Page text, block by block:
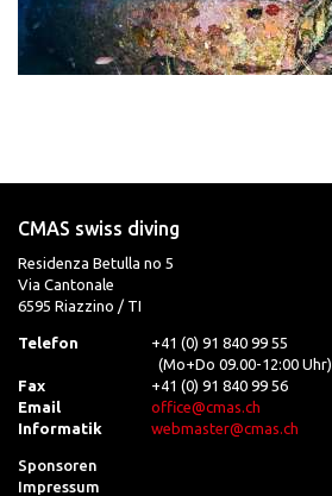
CMAS swiss diving
Residenza Betulla no 5
Via Cantonale
6595 Riazzino / TI
Telefon
+41 (0) 91 840 99 55
(Mo+Do 09.00-12:00 Uhr)
Fax
+41 (0) 91 840 99 56
Email
office@cmas.ch
Informatik
webmaster@cmas.ch
Sponsoren
Impressum